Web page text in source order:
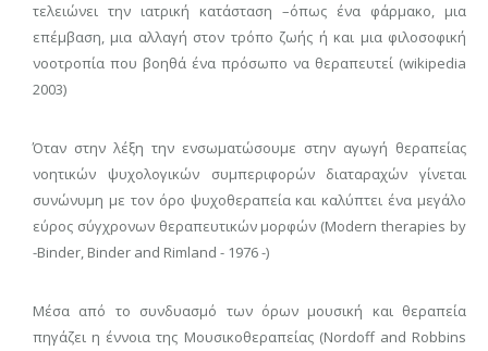
τελειώνει την ιατρική κατάσταση –όπως ένα φάρμακο, μια
επέμβαση, μια αλλαγή στον τρόπο ζωής ή και μια φιλοσοφική
νοοτροπία που βοηθά ένα πρόσωπο να θεραπευτεί (wikipedia
2003)
Όταν στην λέξη την ενσωματώσουμε στην αγωγή θεραπείας
νοητικών ψυχολογικών συμπεριφορών διαταραχών γίνεται
συνώνυμη με τον όρο ψυχοθεραπεία και καλύπτει ένα μεγάλο
εύρος σύγχρονων θεραπευτικών μορφών (Modern therapies by
-Binder, Binder and Rimland - 1976 -)
Μέσα από το συνδυασμό των όρων μουσική και θεραπεία
πηγάζει η έννοια της Μουσικοθεραπείας (Nordoff and Robbins